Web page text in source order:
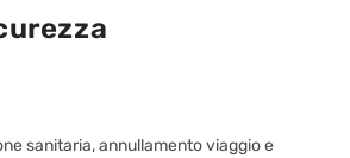
sanitaria, annullamento viaggio e